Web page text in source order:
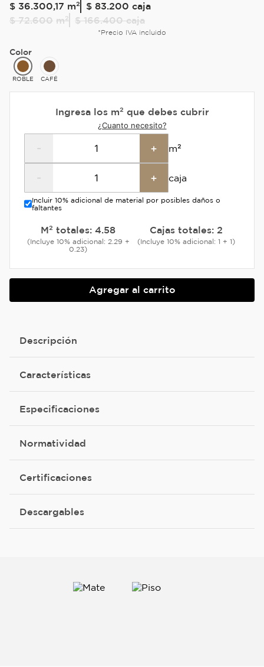
$ 36.300,17 m² $ 83.200 caja
$ 72.600 m² $ 166.400caja
*Precio IVA incluido
Color
ROBLE CAFÉ
Ingresa los m² que debes cubrir
¿Cuanto necesito?
- + m²
- + caja
Incluir 10% adicional de material por posibles daños o
faltantes
M² totales: 4.58
(Incluye 10% adicional: 2.29 +
0.23)
Cajas totales: 2
(Incluye 10% adicional: 1 + 1)
Agregar al carrito
Descripción
Características
Especificaciones
Normatividad
Certificaciones
Descargables